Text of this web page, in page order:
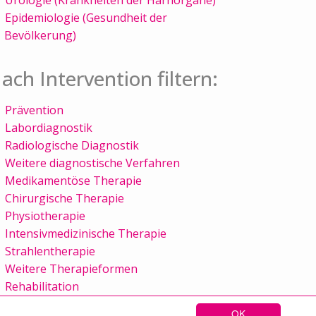
OK
Epidemiologie (Gesundheit der
Bevölkerung)
Intervention filtern:
Prävention
Labordiagnostik
Radiologische Diagnostik
Weitere diagnostische Verfahren
Medikamentöse Therapie
Chirurgische Therapie
Physiotherapie
Intensivmedizinische Therapie
Strahlentherapie
Weitere Therapieformen
Rehabilitation